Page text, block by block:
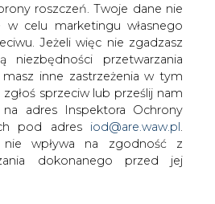
roszczeń. Twoje dane nie
w celu marketingu własnego
Jeżeli więc nie zgadzasz
niezbędności przetwarzania
inne zastrzeżenia w tym
sprzeciw lub prześlij nam
na adres Inspektora Ochrony
pod adres iod@are.waw.pl
wpływa na zgodność z
dokonanego przed jej
portalu Interia
przedstawia
Piotra Naimskiego
z prezesem PiS. W wywiadzie
Piotra Naimskiego.
pełnił funkcję sekretarza stanu
rządu ds. Infrastruktury
m.in. za projekt Baltic Pipe.